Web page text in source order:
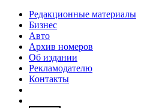
Редакционные материалы
Бизнес
Авто
Архив номеров
Об издании
Рекламодателю
Контакты